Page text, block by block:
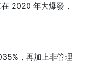
2020 年大爆發，
，再加上非管理